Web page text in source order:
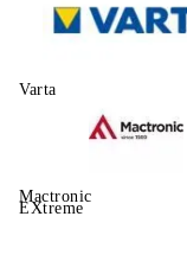
Varta
Mactronic
EXtreme